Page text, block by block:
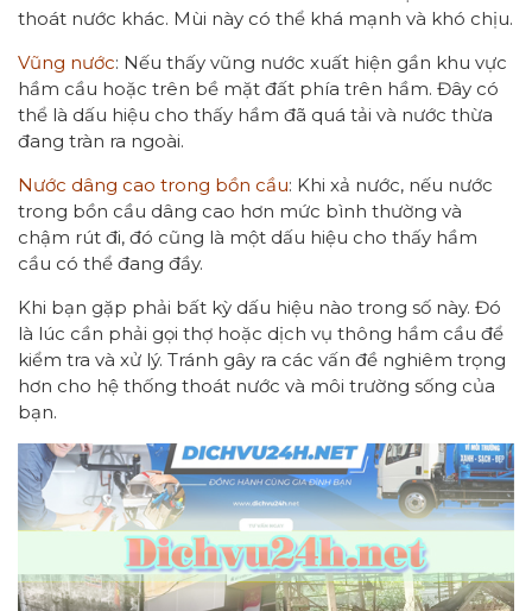
thoát nước khác. Mùi này có thể khá mạnh và khó chịu.
Vũng nước: Nếu thấy vũng nước xuất hiện gần khu vực
hầm cầu hoặc trên bề mặt đất phía trên hầm. Đây có
thể là dấu hiệu cho thấy hầm đã quá tải và nước thừa
đang tràn ra ngoài.
Nước dâng cao trong bồn cầu: Khi xả nước, nếu nước
trong bồn cầu dâng cao hơn mức bình thường và
chậm rút đi, đó cũng là một dấu hiệu cho thấy hầm
cầu có thể đang đầy.
Khi bạn gặp phải bất kỳ dấu hiệu nào trong số này. Đó
là lúc cần phải gọi thợ hoặc dịch vụ thông hầm cầu để
kiểm tra và xử lý. Tránh gây ra các vấn đề nghiêm trọng
hơn cho hệ thống thoát nước và môi trường sống của
bạn.